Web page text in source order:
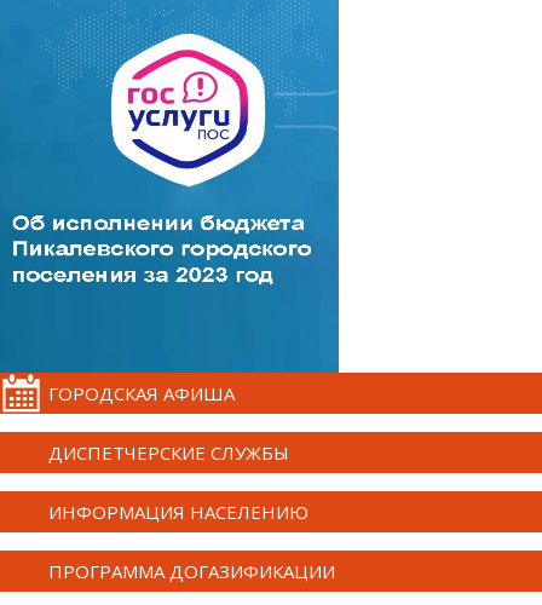
ГОРОДСКАЯ АФИША
ДИСПЕТЧЕРСКИЕ СЛУЖБЫ
ИНФОРМАЦИЯ НАСЕЛЕНИЮ
ПРОГРАММА ДОГАЗИФИКАЦИИ